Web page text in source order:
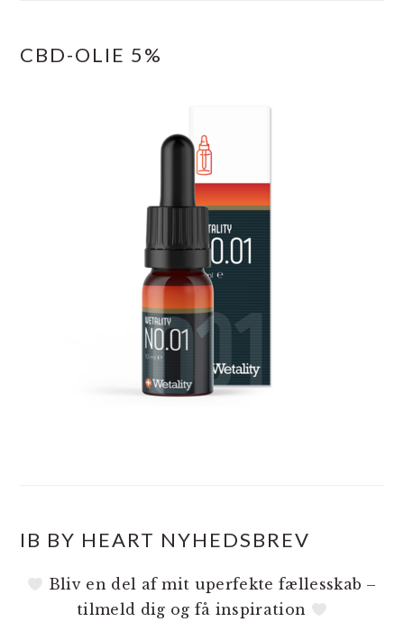
CBD-OLIE 5%
IB BY HEART NYHEDSBREV
Bliv en del af mit uperfekte fællesskab –
tilmeld dig og få inspiration